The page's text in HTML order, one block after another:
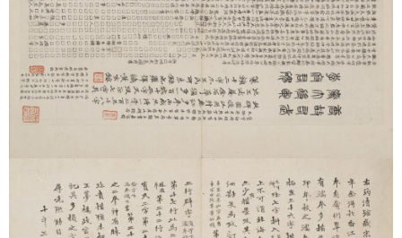
本。文物馆所藏南宋拓本，其墨色醇古，信息完整，王壮弘先生
曾称许 “拓极精”。校对后可知此本属南宋（或金）本。题跋包括
成翁方纲、亲王永瑆、康有为、梁启超、罗振玉、王国维、姚